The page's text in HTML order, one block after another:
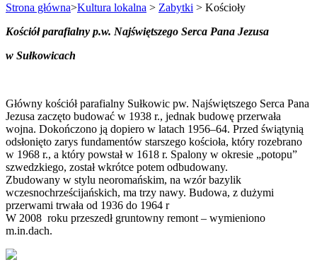
Strona główna>Kultura lokalna > Zabytki > Kościoły
Kościół parafialny p.w. Najświętszego Serca Pana Jezusa
w Sułkowicach
Główny kościół parafialny Sułkowic pw. Najświętszego Serca Pana
Jezusa zaczęto budować w 1938 r., jednak budowę przerwała
wojna. Dokończono ją dopiero w latach 1956–64. Przed świątynią
odsłonięto zarys fundamentów starszego kościoła, który rozebrano
w 1968 r., a który powstał w 1618 r. Spalony w okresie „potopu”
szwedzkiego, został wkrótce potem odbudowany.
Zbudowany w stylu neoromańskim, na wzór bazylik
wczesnochrześcijańskich, ma trzy nawy. Budowa, z dużymi
przerwami trwała od 1936 do 1964 r
W 2008 roku przeszedł gruntowny remont – wymieniono
m.in.dach.